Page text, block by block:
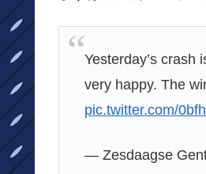
Yesterday’s crash
very happy. The
pic.twitter.com/
— Zesdaagse